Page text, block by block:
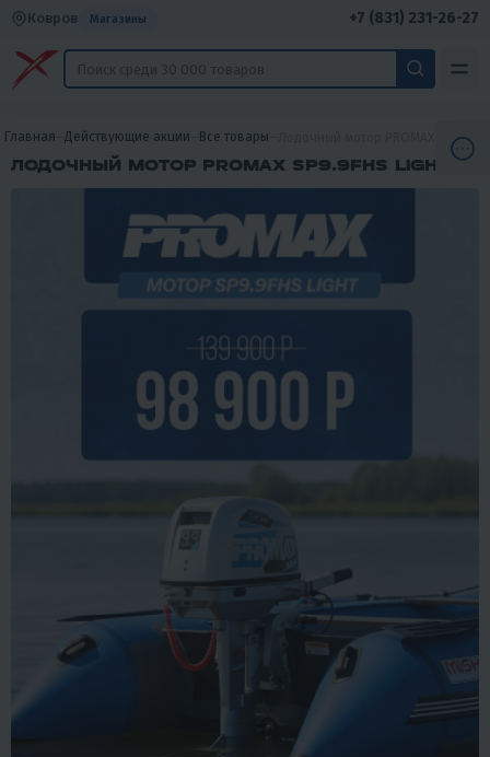
Ковров Магазины +7 (831) 231-26-27
Главная Действующие акции Все товары Лодочный мотор PROMAX
ЛОДОЧНЫЙ МОТОР PROMAX SP9.9FHS LIGHT